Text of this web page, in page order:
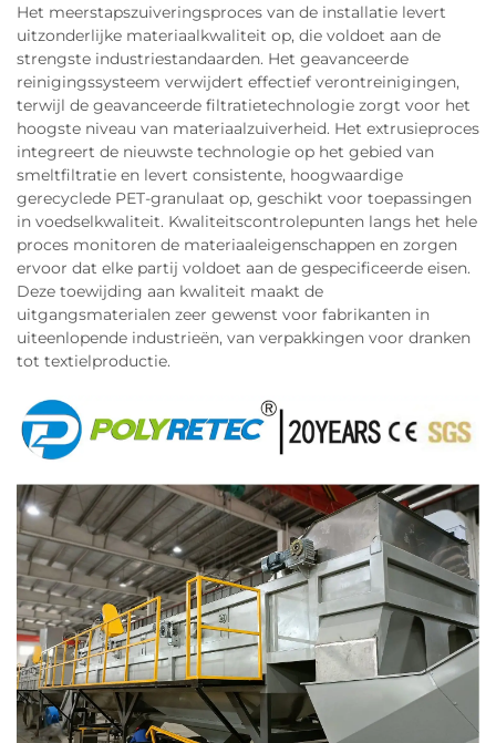
Het meerstapszuiveringsproces van de installatie levert
uitzonderlijke materiaalkwaliteit op, die voldoet aan de
strengste industriestandaarden. Het geavanceerde
reinigingssysteem verwijdert effectief verontreinigingen,
terwijl de geavanceerde filtratietechnologie zorgt voor het
hoogste niveau van materiaalzuiverheid. Het extrusieproces
integreert de nieuwste technologie op het gebied van
smeltfiltratie en levert consistente, hoogwaardige
gerecyclede PET-granulaat op, geschikt voor toepassingen
in voedselkwaliteit. Kwaliteitscontrolepunten langs het hele
proces monitoren de materiaaleigenschappen en zorgen
ervoor dat elke partij voldoet aan de gespecificeerde eisen.
Deze toewijding aan kwaliteit maakt de
uitgangsmaterialen zeer gewenst voor fabrikanten in
uiteenlopende industrieën, van verpakkingen voor dranken
tot textielproductie.